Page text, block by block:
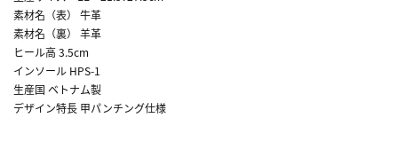
素材名（表） 牛革
素材名（裏） 羊革
ヒール高 3.5cm
インソール HPS-1
生産国 ベトナム製
デザイン特長 甲パンチング仕様